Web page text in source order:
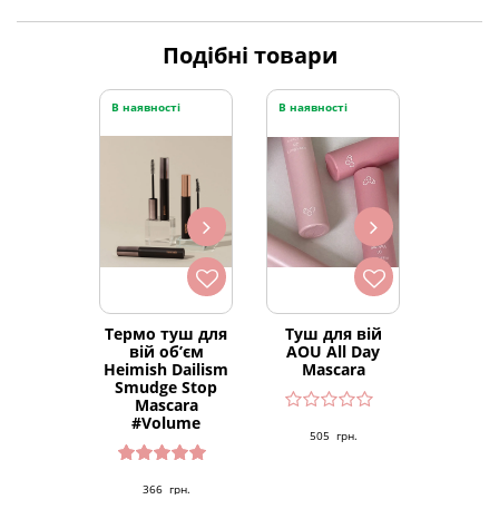
Подібні товари
В наявності
Термо туш для
вій об’єм
Heimish Dailism
Smudge Stop
Mascara
#Volume
Оцінено
5.00з 5
366 грн.
В наявності
Туш для вій
AOU All Day
Mascara
505 грн.